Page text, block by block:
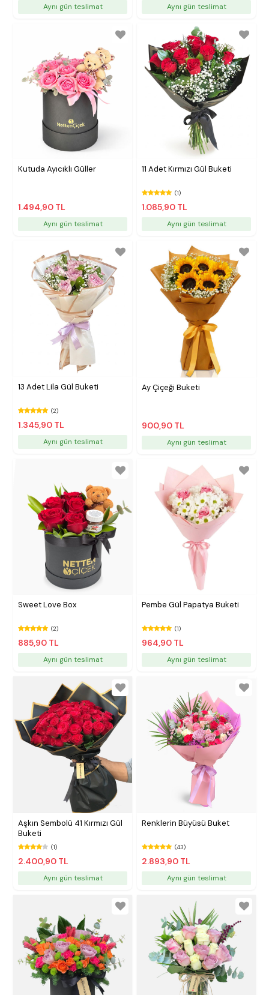
Aynı gün teslimat Aynı gün teslimat
Kutuda Ayıcıklı Güller
1.494,90 TL
Aynı gün teslimat
11 Adet Kırmızı Gül Buketi
(1)
1.085,90 TL
Aynı gün teslimat
13 Adet Lila Gül Buketi
(2)
1.345,90 TL
Aynı gün teslimat
Ay Çiçeği Buketi
900,90 TL
Aynı gün teslimat
Sweet Love Box
(2)
885,90 TL
Aynı gün teslimat
Pembe Gül Papatya Buketi
(1)
964,90 TL
Aynı gün teslimat
Aşkın Sembolü 41 Kırmızı Gül
Buketi
(1)
2.400,90 TL
Aynı gün teslimat
Renklerin Büyüsü Buket
(43)
2.893,90 TL
Aynı gün teslimat